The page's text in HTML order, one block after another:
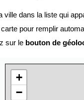
dans la liste qui
pour remplir
sur le bouton de
+
−